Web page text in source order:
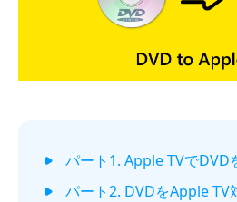
パート1. Apple TVでDVD
パート2. DVDをApple TV